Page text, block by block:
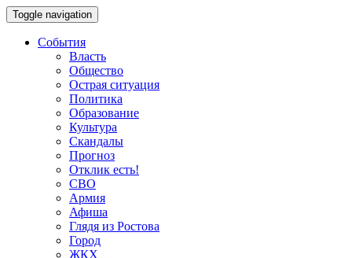
Toggle navigation
События
Власть
Общество
Острая ситуация
Политика
Образование
Культура
Скандалы
Прогноз
Отклик есть!
СВО
Армия
Афиша
Глядя из Ростова
Город
ЖКХ